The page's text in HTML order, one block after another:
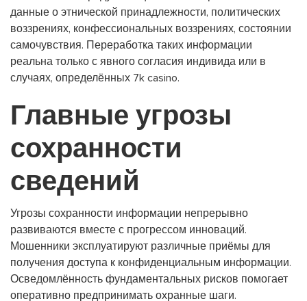
данные о этнической принадлежности, политических
воззрениях, конфессиональных воззрениях, состоянии
самочувствия. Переработка таких информации
реальна только с явного согласия индивида или в
случаях, определённых 7k casino.
Главные угрозы
сохранности
сведений
Угрозы сохранности информации непрерывно
развиваются вместе с прогрессом инноваций.
Мошенники эксплуатируют различные приёмы для
получения доступа к конфиденциальным информации.
Осведомлённость фундаментальных рисков помогает
оперативно предпринимать охранные шаги.